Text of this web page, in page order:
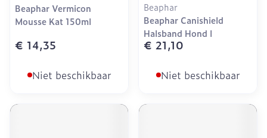
Beaphar Vermicon
Mousse Kat 150ml
€ 14,35
Niet beschikbaar
Beaphar
Beaphar Canishield
Halsband Hond l
€ 21,10
Niet beschikbaar